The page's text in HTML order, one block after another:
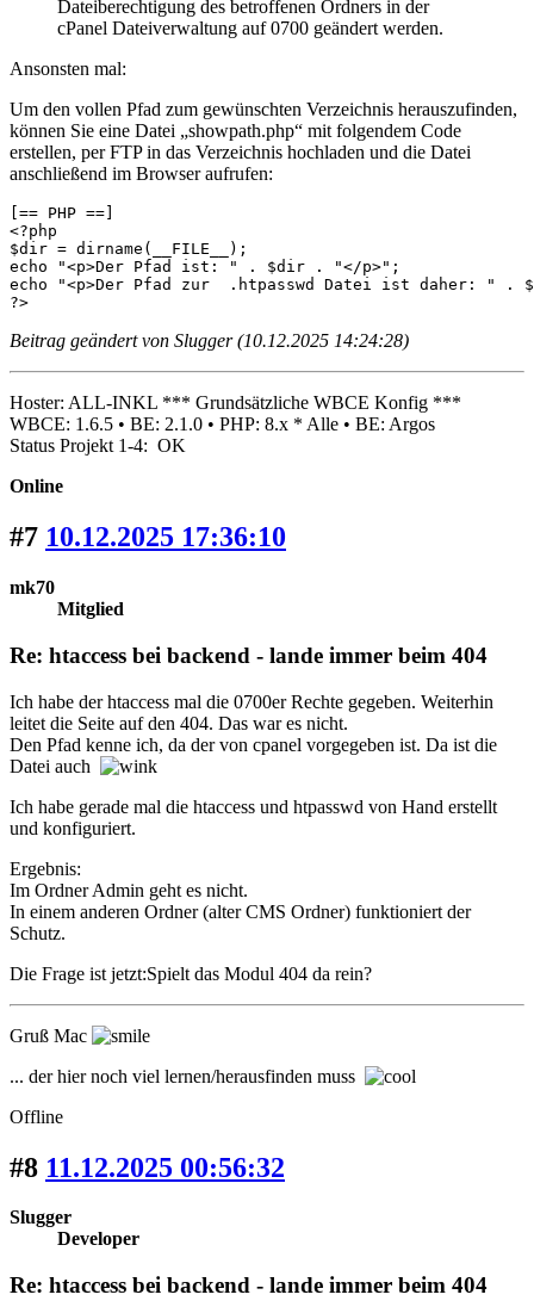
Dateiberechtigung des betroffenen Ordners in der
cPanel Dateiverwaltung auf 0700 geändert werden.
Ansonsten mal:
Um den vollen Pfad zum gewünschten Verzeichnis herauszufinden,
können Sie eine Datei „showpath.php“ mit folgendem Code
erstellen, per FTP in das Verzeichnis hochladen und die Datei
anschließend im Browser aufrufen:
[== PHP ==]
<?php
$dir = dirname(__FILE__);
echo "<p>Der Pfad ist: " . $dir . "</p>";
echo "<p>Der Pfad zur  .htpasswd Datei ist daher: "
?>
Beitrag geändert von Slugger (10.12.2025 14:24:28)
Hoster: ALL-INKL *** Grundsätzliche WBCE Konfig ***
WBCE: 1.6.5 • BE: 2.1.0 • PHP: 8.x * Alle • BE: Argos
Status Projekt 1-4: OK
Online
#7 10.12.2025 17:36:10
mk70
Mitglied
Re: htaccess bei backend - lande immer beim 404
Ich habe der htaccess mal die 0700er Rechte gegeben. Weiterhin
leitet die Seite auf den 404. Das war es nicht.
Den Pfad kenne ich, da der von cpanel vorgegeben ist. Da ist die
Datei auch
Ich habe gerade mal die htaccess und htpasswd von Hand erstellt
und konfiguriert.
Ergebnis:
Im Ordner Admin geht es nicht.
In einem anderen Ordner (alter CMS Ordner) funktioniert der
Schutz.
Die Frage ist jetzt:Spielt das Modul 404 da rein?
Gruß Mac
... der hier noch viel lernen/herausfinden muss
Offline
#8 11.12.2025 00:56:32
Slugger
Developer
Re: htaccess bei backend - lande immer beim 404